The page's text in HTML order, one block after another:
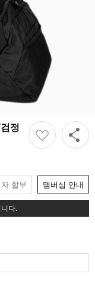
정
할부 맴버십 안내
다.